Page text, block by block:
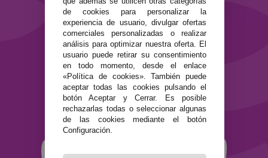
Términos y condiciones de uso
Política de privacidad
Política de cookies
de cookies para personalizar la
experiencia de usuario, divulgar ofertas
comerciales personalizadas o realizar
análisis para optimizar nuestra oferta. El
usuario puede retirar su consentimiento
en todo momento, desde el enlace
«Política de cookies». También puede
aceptar todas las cookies pulsando el
botón Aceptar y Cerrar. Es posible
rechazarlas todas o seleccionar algunas
de las cookies mediante el botón
Configuración.